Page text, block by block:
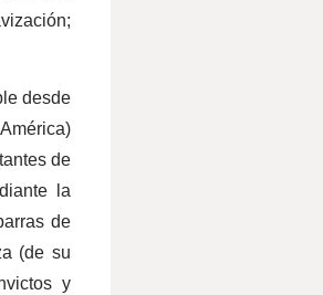
desde
de
la
de
(de su
y